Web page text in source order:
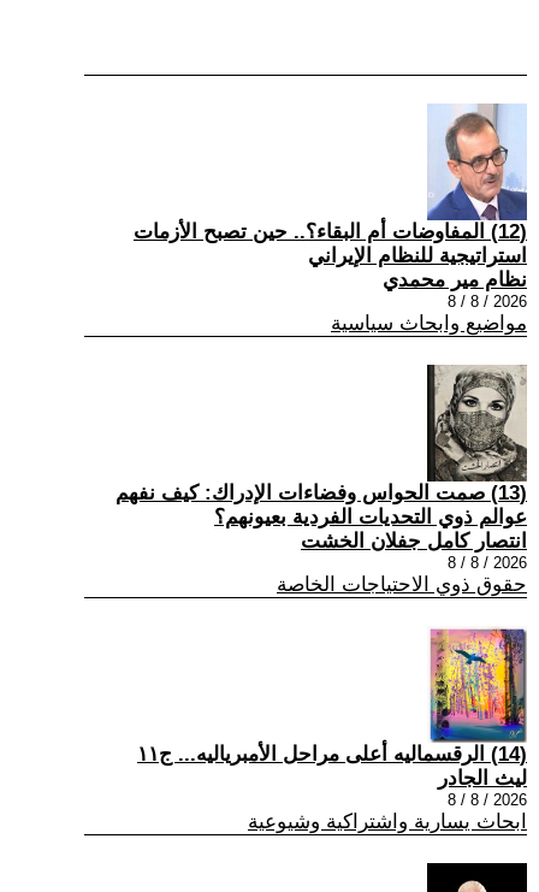
(12) المفاوضات أم البقاء؟.. حين تصبح الأزمات
استراتيجية للنظام الإيراني
نظام مير محمدي
2026 / 8 / 8
مواضيع وابحاث سياسية
(13) صمت الحواس وفضاءات الإدراك: كيف نفهم
عوالم ذوي التحديات الفردية بعيونهم؟
انتصار كامل جفلان الخشت
2026 / 8 / 8
حقوق ذوي الاحتياجات الخاصة
(14) الرقسماليه أعلى مراحل الأمبرياليه... ج١١
ليث الجادر
2026 / 8 / 8
ابحاث يسارية واشتراكية وشيوعية